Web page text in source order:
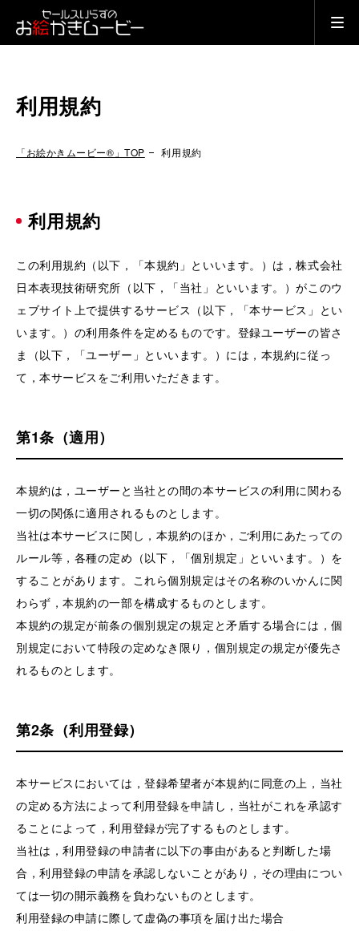
利用規約
「お絵かきムービー®」TOP 利用規約
利用規約
この利用規約（以下，「本規約」といいます。）は，株式会社
日本表現技術研究所（以下，「当社」といいます。）がこのウ
ェブサイト上で提供するサービス（以下，「本サービス」とい
います。）の利用条件を定めるものです。登録ユーザーの皆さ
ま（以下，「ユーザー」といいます。）には，本規約に従っ
て，本サービスをご利用いただきます。
第1条（適用）
本規約は，ユーザーと当社との間の本サービスの利用に関わる
一切の関係に適用されるものとします。
当社は本サービスに関し，本規約のほか，ご利用にあたっての
ルール等，各種の定め（以下，「個別規定」といいます。）を
することがあります。これら個別規定はその名称のいかんに関
わらず，本規約の一部を構成するものとします。
本規約の規定が前条の個別規定の規定と矛盾する場合には，個
別規定において特段の定めなき限り，個別規定の規定が優先さ
れるものとします。
第2条（利用登録）
本サービスにおいては，登録希望者が本規約に同意の上，当社
の定める方法によって利用登録を申請し，当社がこれを承認す
ることによって，利用登録が完了するものとします。
当社は，利用登録の申請者に以下の事由があると判断した場
合，利用登録の申請を承認しないことがあり，その理由につい
ては一切の開示義務を負わないものとします。
利用登録の申請に際して虚偽の事項を届け出た場合